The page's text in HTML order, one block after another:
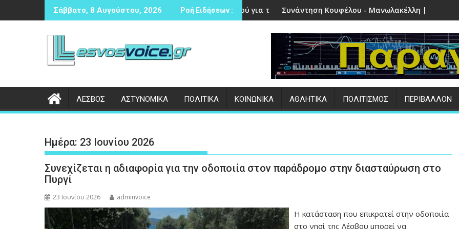
στο
Σάββατο, 8 Αυγούστου, 2026 Ροή Ειδήσεων :
σε βάρος 23χρονου ημεδαπού για τροχαίο στην ΠέτραΣυνάντηση Κουφέλου - Μανωλακέλλη | Στο επίκεντρο το παλιό
Επιτυχημένες οι
ΛΕΣΒΟΣ ΑΣΤΥΝΟΜΙΚΑ ΠΟΛΙΤΙΚΑ ΚΟΙΝΩΝΙΚΑ ΑΘΛΗΤΙΚΑ ΠΟΛΙΤΙΣΜΟΣ ΠΕΡΙΒΑΛΛΟΝ
Ημέρα: 23 Ιουνίου 2026
Συνεχίζεται η αδιαφορία για την οδοποιία στον παράδρομο στην διασταύρωση στο
Πυργί
23 Ιουνίου 2026 adminvoice
Η κατάσταση που επικρατεί στην οδοποιία
στο νησί της Λέσβου μπορεί να